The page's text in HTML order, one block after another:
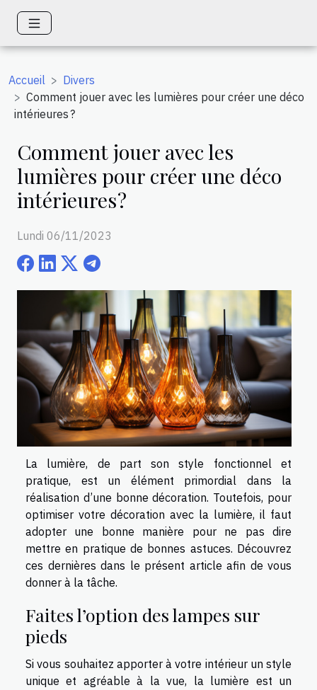
Accueil
Divers
Comment jouer avec les lumières pour créer une déco
intérieures ?
Comment jouer avec les
lumières pour créer une déco
intérieures ?
Lundi 06/11/2023
La lumière, de part son style fonctionnel et
pratique, est un élément primordial dans la
réalisation d’une bonne décoration. Toutefois, pour
optimiser votre décoration avec la lumière, il faut
adopter une bonne manière pour ne pas dire
mettre en pratique de bonnes astuces. Découvrez
ces dernières dans le présent article afin de vous
donner à la tâche.
Faites l’option des lampes sur
pieds
Si vous souhaitez apporter à votre intérieur un style
unique et agréable à la vue, la lumière est un